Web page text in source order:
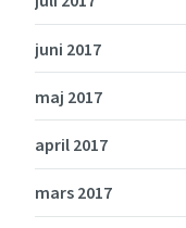
juni 2017
maj 2017
april 2017
mars 2017